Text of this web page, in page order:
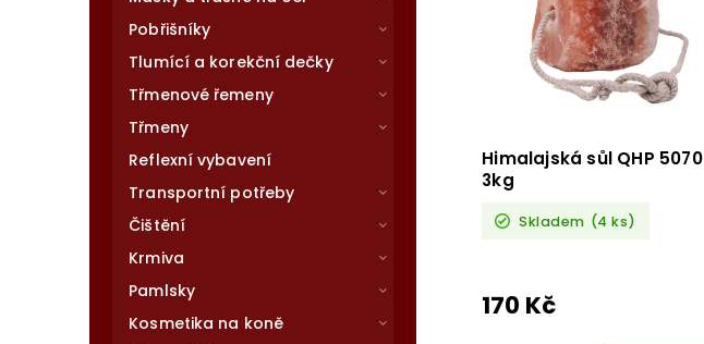
Pobřišníky
Tlumící a korekční dečky
Třmenové řemeny
Třmeny
Reflexní vybavení
Transportní potřeby
Čištění
Krmiva
Pamlsky
Kosmetika na koně
Himalajská sůl QHP 5070
3kg
Skladem (4 ks)
170 Kč